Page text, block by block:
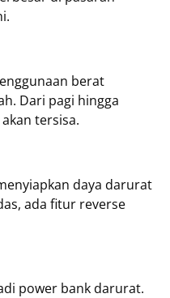
berat
Dari pagi hingga
tersisa.
daya darurat
ada fitur reverse
power bank darurat.